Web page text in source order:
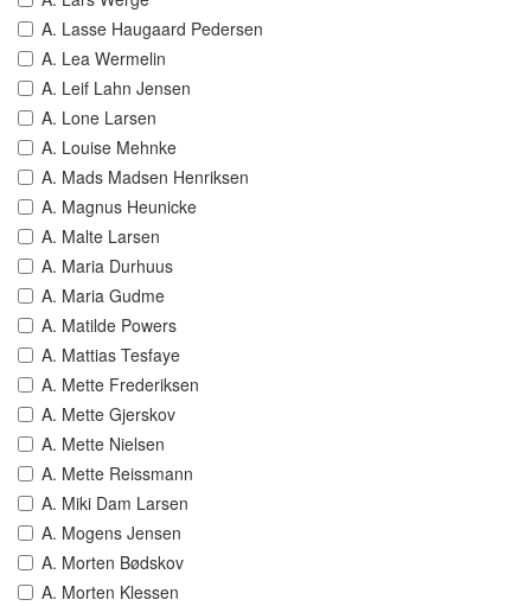
A. Lasse Haugaard Pedersen
A. Lea Wermelin
A. Leif Lahn Jensen
A. Lone Larsen
A. Louise Mehnke
A. Mads Madsen Henriksen
A. Magnus Heunicke
A. Malte Larsen
A. Maria Durhuus
A. Maria Gudme
A. Matilde Powers
A. Mattias Tesfaye
A. Mette Frederiksen
A. Mette Gjerskov
A. Mette Nielsen
A. Mette Reissmann
A. Miki Dam Larsen
A. Mogens Jensen
A. Morten Bødskov
A. Morten Klessen